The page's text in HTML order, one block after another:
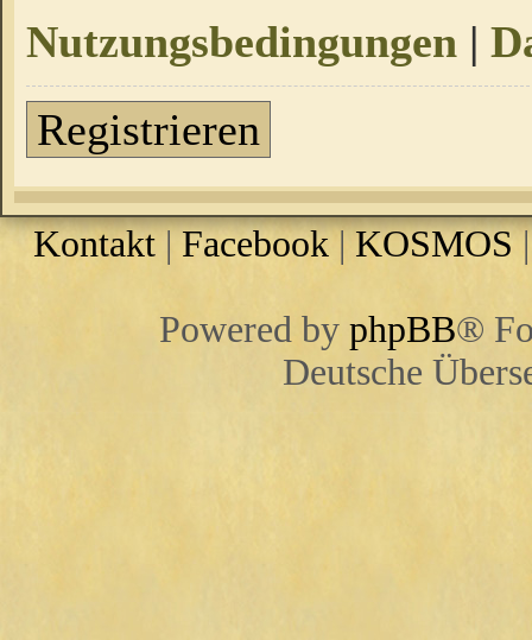
Nutzungsbedingungen |
Registrieren
Kontakt | Facebook |KOSMOS
Powered by phpBB®
Deutsche